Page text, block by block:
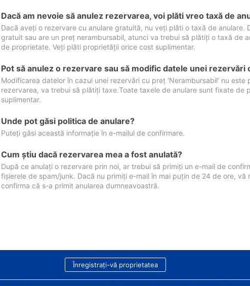
Dacă am nevoie să anulez rezervarea, voi plăti vreo taxă de
Dacă aveți o rezervare cu anulare gratuită, nu veți plăti o taxă de anulare.
gratuit sau are un preț nerambursabil, atunci va trebui să plătiți o taxă de
de proprietate. Veți plăti proprietății orice cost suplimentar.
Pot să anulez o rezervare sau să modific datele unei rezervări
Modificarea datelor în cazul unei rezervări cu preț ‘Nerambursabil’ nu este
rezervarea, va trebui să plătiți taxe.Toate taxele de anulare sunt fixate de
suplimentar.
Unde pot găsi politica de anulare?
Puteți găsi această informație în e-mailul de confirmare.
Cum ştiu dacă rezervarea mea a fost anulată?
După ce anulați o rezervare prin noi, ar trebui să primiți un e-mail de
fișierele de spam/junk. Dacă nu primiți e-mail în mai puțin de 24 de ore,
confirma că s-a primit anularea dumneavoastră.
Înregistrați-vă proprietatea